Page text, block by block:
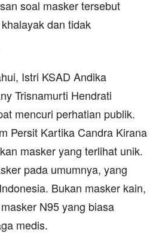
soal masker tersebut
dan tidak
Istri KSAD Andika
Trisnamurti Hendrati
mencuri perhatian publik.
Persit Kartika Candra Kirana
masker yang terlihat unik.
pada umumnya, yang
Bukan masker kain,
N95 yang biasa
medis.